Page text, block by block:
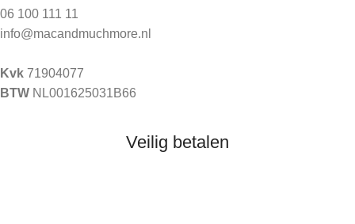
06 100 111 11
info@macandmuchmore.nl
Kvk 71904077
BTW NL001625031B66
Veilig betalen